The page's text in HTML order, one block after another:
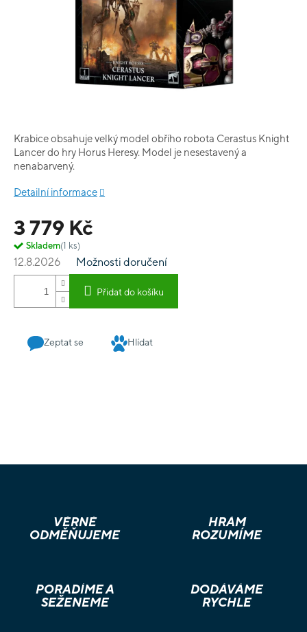
3 779 Kč
Skladem(1 ks)
12.8.2026 Možnosti doručení
Přidat do košíku
Krabice obsahuje velký model obřího robota Cerastus Knight
Lancer do hry Horus Heresy. Model je nesestavený a
nenabarvený.
Detailní informace
Zeptat se Hlídat
VĚRNÉ
ODMĚŇUJEME
HRÁM
ROZUMÍME
PORADÍME A
SEŽENEME
DODÁVÁME
RYCHLE